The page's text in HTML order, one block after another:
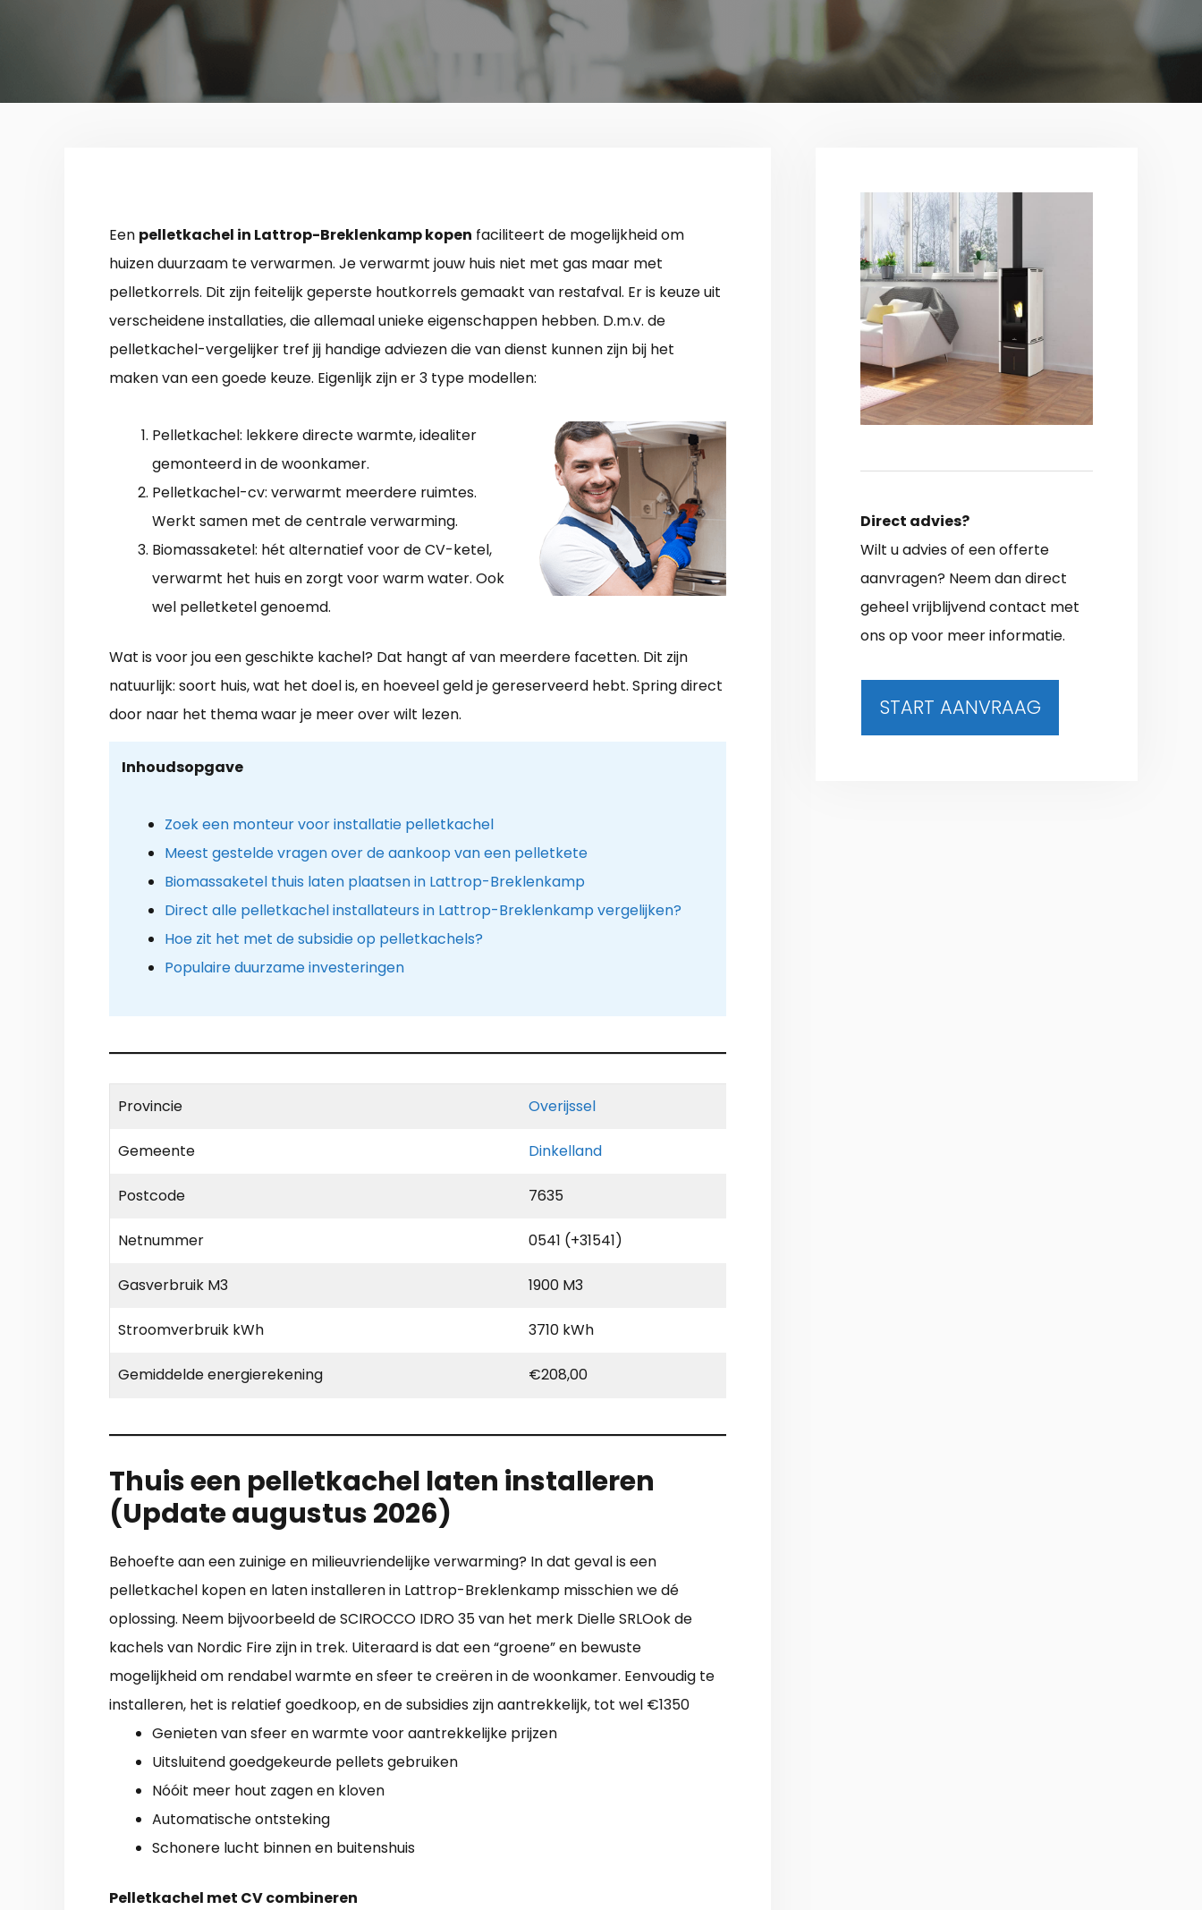
Een pelletkachel in Lattrop-Breklenkamp kopen faciliteert de mogelijkheid om
huizen duurzaam te verwarmen. Je verwarmt jouw huis niet met gas maar met
pelletkorrels. Dit zijn feitelijk geperste houtkorrels gemaakt van restafval. Er is keuze uit
verscheidene installaties, die allemaal unieke eigenschappen hebben. D.m.v. de
pelletkachel-vergelijker tref jij handige adviezen die van dienst kunnen zijn bij het
maken van een goede keuze. Eigenlijk zijn er 3 type modellen:
Pelletkachel: lekkere directe warmte, idealiter
gemonteerd in de woonkamer.
Pelletkachel-cv: verwarmt meerdere ruimtes.
Werkt samen met de centrale verwarming.
Biomassaketel: hét alternatief voor de CV-ketel,
verwarmt het huis en zorgt voor warm water. Ook
wel pelletketel genoemd.
Wat is voor jou een geschikte kachel? Dat hangt af van meerdere facetten. Dit zijn
natuurlijk: soort huis, wat het doel is, en hoeveel geld je gereserveerd hebt. Spring direct
door naar het thema waar je meer over wilt lezen.
Inhoudsopgave
Zoek een monteur voor installatie pelletkachel
Meest gestelde vragen over de aankoop van een pelletkete
Biomassaketel thuis laten plaatsen in Lattrop-Breklenkamp
Direct alle pelletkachel installateurs in Lattrop-Breklenkamp vergelijken?
Hoe zit het met de subsidie op pelletkachels?
Populaire duurzame investeringen
Provincie Overijssel
Gemeente Dinkelland
Postcode 7635
Netnummer 0541 (+31541)
Gasverbruik M3 1900 M3
Stroomverbruik kWh 3710 kWh
Gemiddelde energierekening €208,00
Thuis een pelletkachel laten installeren
(Update augustus 2026)
Behoefte aan een zuinige en milieuvriendelijke verwarming? In dat geval is een
pelletkachel kopen en laten installeren in Lattrop-Breklenkamp misschien we dé
oplossing. Neem bijvoorbeeld de SCIROCCO IDRO 35 van het merk Dielle SRLOok de
kachels van Nordic Fire zijn in trek. Uiteraard is dat een “groene” en bewuste
mogelijkheid om rendabel warmte en sfeer te creëren in de woonkamer. Eenvoudig te
installeren, het is relatief goedkoop, en de subsidies zijn aantrekkelijk, tot wel €1350
Genieten van sfeer en warmte voor aantrekkelijke prijzen
Uitsluitend goedgekeurde pellets gebruiken
Nóóit meer hout zagen en kloven
Automatische ontsteking
Schonere lucht binnen en buitenshuis
Pelletkachel met CV combineren
Direct advies?
Wilt u advies of een offerte
aanvragen? Neem dan direct
geheel vrijblijvend contact met
ons op voor meer informatie.
START AANVRAAG